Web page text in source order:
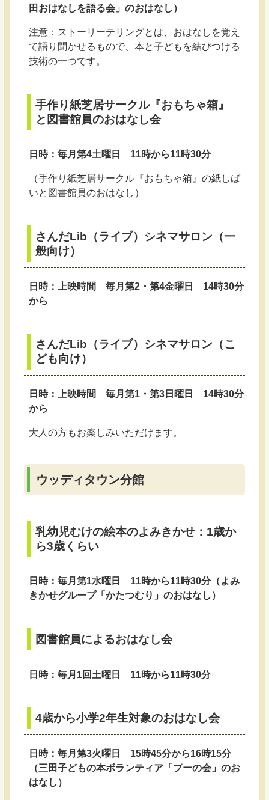
田おはなしを語る会」のおはなし）
注意：ストーリーテリングとは、おはなしを覚え
て語り聞かせるもので、本と子どもを結びつける
技術の一つです。
手作り紙芝居サークル『おもちゃ箱』
と図書館員のおはなし会
日時：毎月第4土曜日 11時から11時30分
（手作り紙芝居サークル『おもちゃ箱』の紙しば
いと図書館員のおはなし）
さんだLib（ライブ）シネマサロン（一
般向け）
日時：上映時間 毎月第2・第4金曜日 14時30分
から
さんだLib（ライブ）シネマサロン（こ
ども向け）
日時：上映時間 毎月第1・第3日曜日 14時30分
から
大人の方もお楽しみいただけます。
ウッディタウン分館
乳幼児むけの絵本のよみきかせ：1歳か
ら3歳くらい
日時：毎月第1水曜日 11時から11時30分（よみ
きかせグループ「かたつむり」のおはなし）
図書館員によるおはなし会
日時：毎月1回土曜日 11時から11時30分
4歳から小学2年生対象のおはなし会
日時：毎月第3火曜日 15時45分から16時15分
（三田子どもの本ボランティア「プーの会」のお
はなし）